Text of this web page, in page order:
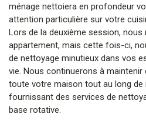
ménage nettoiera en profondeur
attention particulière sur votre
Lors de la deuxième session,
appartement, mais cette fois-ci,
de nettoyage minutieux dans vos
vie. Nous continuerons à maintenir
toute votre maison tout au long
fournissant des services de
base rotative.